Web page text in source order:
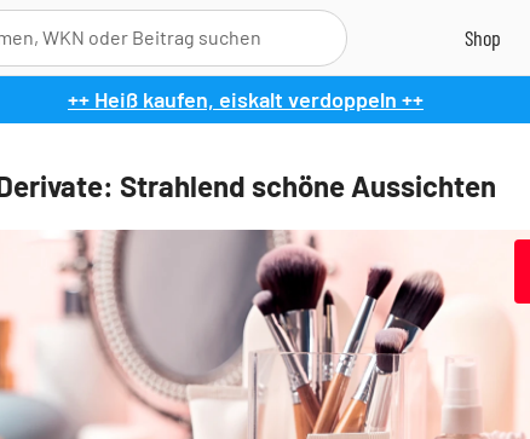
++ Heiß kaufen, eiskalt verdoppeln ++
Strahlend schöne Aussichten